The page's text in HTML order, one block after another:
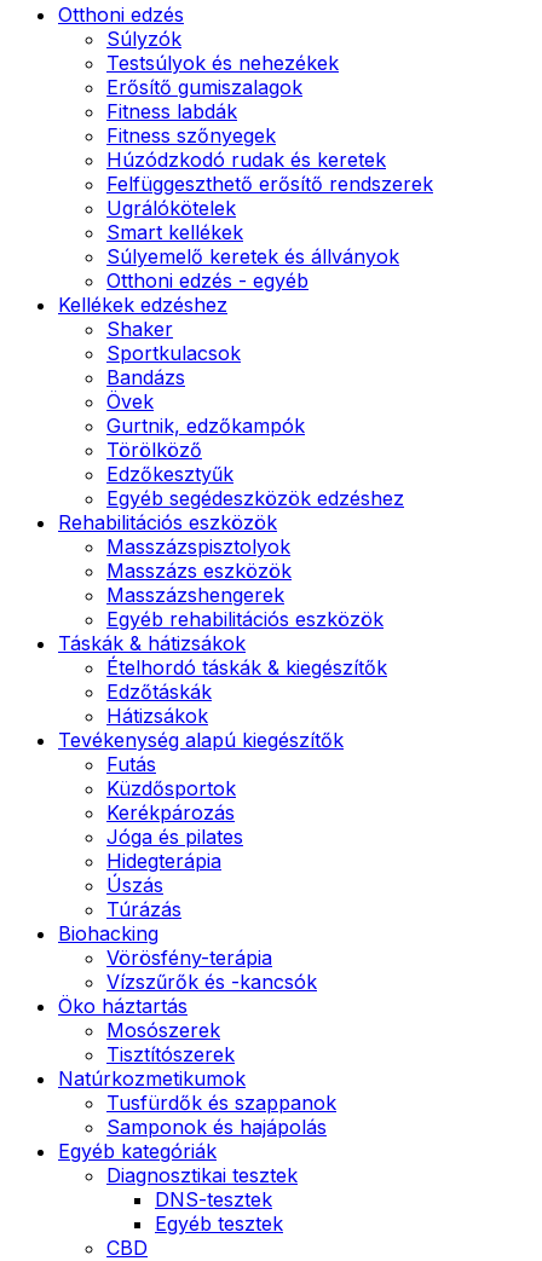
Otthoni edzés
Súlyzók
Testsúlyok és nehezékek
Erősítő gumiszalagok
Fitness labdák
Fitness szőnyegek
Húzódzkodó rudak és keretek
Felfüggeszthető erősítő rendszerek
Ugrálókötelek
Smart kellékek
Súlyemelő keretek és állványok
Otthoni edzés - egyéb
Kellékek edzéshez
Shaker
Sportkulacsok
Bandázs
Övek
Gurtnik, edzőkampók
Törölköző
Edzőkesztyűk
Egyéb segédeszközök edzéshez
Rehabilitációs eszközök
Masszázspisztolyok
Masszázs eszközök
Masszázshengerek
Egyéb rehabilitációs eszközök
Táskák & hátizsákok
Ételhordó táskák & kiegészítők
Edzőtáskák
Hátizsákok
Tevékenység alapú kiegészítők
Futás
Küzdősportok
Kerékpározás
Jóga és pilates
Hidegterápia
Úszás
Túrázás
Biohacking
Vörösfény-terápia
Vízszűrők és -kancsók
Öko háztartás
Mosószerek
Tisztítószerek
Natúrkozmetikumok
Tusfürdők és szappanok
Samponok és hajápolás
Egyéb kategóriák
Diagnosztikai tesztek
DNS-tesztek
Egyéb tesztek
CBD